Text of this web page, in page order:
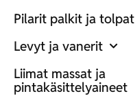
Pilarit palkit ja tolpat
Levyt ja vanerit
Liimat massat ja
pintakäsittelyaineet